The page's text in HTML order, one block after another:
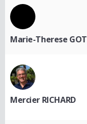
Marie-Therese GOT
Mercier RICHARD